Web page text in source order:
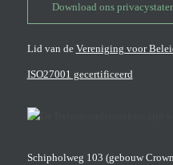
Download ons
Lid van de Vereniging voor
ISO27001 gecertificeerd
Schipholweg 103 (gebouw